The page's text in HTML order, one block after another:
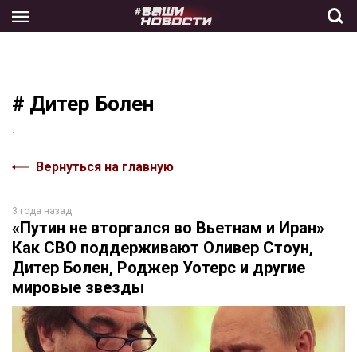
the
# Дитер Болен
Вернуться на главную
3 года назад
«Путин не вторгался во Вьетнам и Иран»
Как СВО поддерживают Оливер Стоун,
Дитер Болен, Роджер Уотерс и другие
мировые звезды